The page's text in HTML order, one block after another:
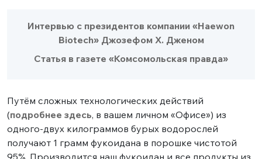
Интервью с президентов компании «Haewon
Biotech» Джозефом Х. Дженом
Статья в газете «Комсомольская правда»
Путём сложных технологических действий
(подробнее здесь, в вашем личном «Офисе») из
одного-двух килограммов бурых водорослей
получают 1 грамм фукоидана в порошке чистотой